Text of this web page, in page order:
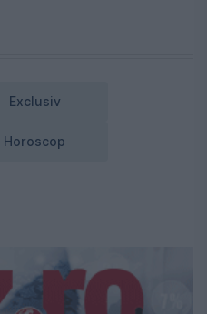
Exclusiv
Horoscop